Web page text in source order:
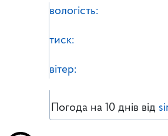
вологість:
тиск:
вітер:
Погода на 10 днів від